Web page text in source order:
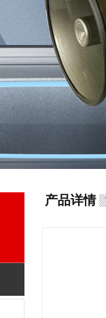
产品详情